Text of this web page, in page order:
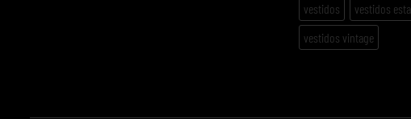
vestidos
vestidos
vestidos vintage